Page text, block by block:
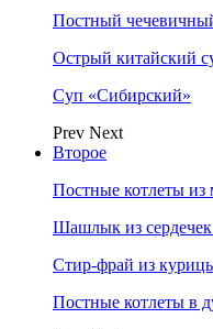
Постный
Острый китайский
Суп «Сибирский»
Prev Next
Второе
Постные котлеты из
Шашлык из
Стир-фрай из
Постные котлеты в